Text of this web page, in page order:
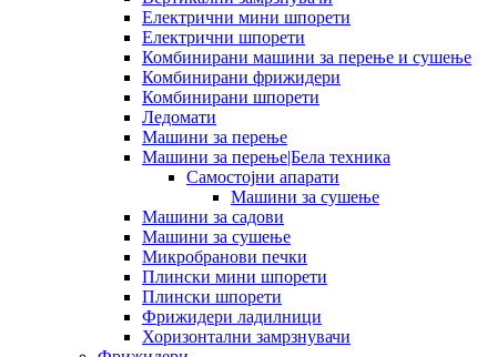
Електрични мини шпорети
Електрични шпорети
Комбинирани машини за перење и сушење
Комбинирани фрижидери
Комбинирани шпорети
Ледомати
Машини за перење
Машини за перење|Бела техника
Самостојни апарати
Машини за сушење
Машини за садови
Машини за сушење
Микробранови печки
Плински мини шпорети
Плински шпорети
Фрижидери ладилници
Хоризонтални замрзнувачи